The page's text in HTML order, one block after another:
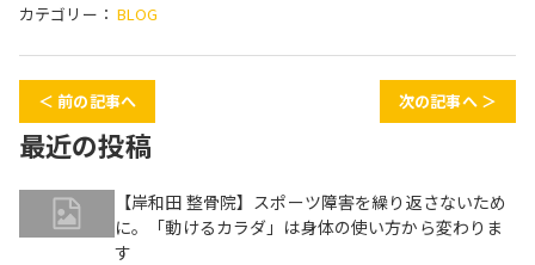
カテゴリー： BLOG
＜ 前の記事へ 次の記事へ ＞
最近の投稿
【岸和田 整骨院】スポーツ障害を繰り返さないため
に。「動けるカラダ」は身体の使い方から変わりま
す